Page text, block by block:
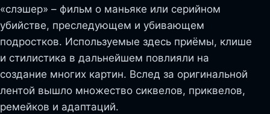
«слэшер» – фильм о маньяке или серийном
убийстве, преследующем и убивающем
подростков. Используемые здесь приёмы, клише
и стилистика в дальнейшем повлияли на
создание многих картин. Вслед за оригинальной
лентой вышло множество сиквелов, приквелов,
ремейков и адаптаций.